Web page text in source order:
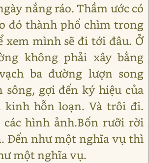
nắng ráo. Thầm ước có
đó thành phố chìm trong
xem mình sẽ đi tới đâu. Ở
không phải xây bằng
ba đường lượn song
sông, gợi đến ký hiệu của
kinh hỗn loạn. Và trôi đi.
các hình ảnh.Bốn rưỡi rời
Đến như một nghĩa vụ thì
một nghĩa vụ.